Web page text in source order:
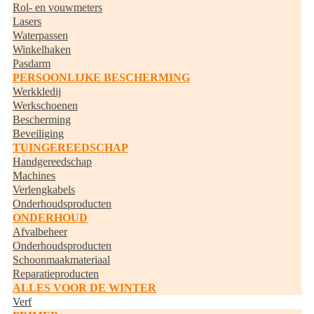
Rol- en vouwmeters
Lasers
Waterpassen
Winkelhaken
Pasdarm
PERSOONLIJKE BESCHERMING
Werkkledij
Werkschoenen
Bescherming
Beveiliging
TUINGEREEDSCHAP
Handgereedschap
Machines
Verlengkabels
Onderhoudsproducten
ONDERHOUD
Afvalbeheer
Onderhoudsproducten
Schoonmaakmateriaal
Reparatieproducten
ALLES VOOR DE WINTER
Verf